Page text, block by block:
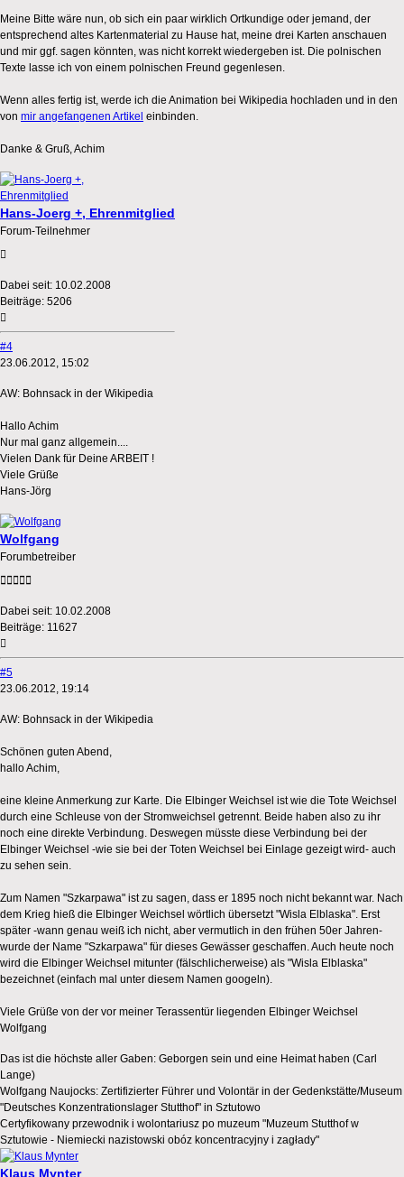
Meine Bitte wäre nun, ob sich ein paar wirklich Ortkundige oder jemand, der
entsprechend altes Kartenmaterial zu Hause hat, meine drei Karten anschauen
und mir ggf. sagen könnten, was nicht korrekt wiedergeben ist. Die polnischen
Texte lasse ich von einem polnischen Freund gegenlesen.
Wenn alles fertig ist, werde ich die Animation bei Wikipedia hochladen und in den
von mir angefangenen Artikel einbinden.
Danke & Gruß, Achim
Hans-Joerg +, Ehrenmitglied
Forum-Teilnehmer
Dabei seit: 10.02.2008
Beiträge: 5206
#4
23.06.2012, 15:02
AW: Bohnsack in der Wikipedia
Hallo Achim
Nur mal ganz allgemein....
Vielen Dank für Deine ARBEIT !
Viele Grüße
Hans-Jörg
Wolfgang
Forumbetreiber
Dabei seit: 10.02.2008
Beiträge: 11627
#5
23.06.2012, 19:14
AW: Bohnsack in der Wikipedia
Schönen guten Abend,
hallo Achim,
eine kleine Anmerkung zur Karte. Die Elbinger Weichsel ist wie die Tote Weichsel
durch eine Schleuse von der Stromweichsel getrennt. Beide haben also zu ihr
noch eine direkte Verbindung. Deswegen müsste diese Verbindung bei der
Elbinger Weichsel -wie sie bei der Toten Weichsel bei Einlage gezeigt wird- auch
zu sehen sein.
Zum Namen "Szkarpawa" ist zu sagen, dass er 1895 noch nicht bekannt war. Nach
dem Krieg hieß die Elbinger Weichsel wörtlich übersetzt "Wisla Elblaska". Erst
später -wann genau weiß ich nicht, aber vermutlich in den frühen 50er Jahren-
wurde der Name "Szkarpawa" für dieses Gewässer geschaffen. Auch heute noch
wird die Elbinger Weichsel mitunter (fälschlicherweise) als "Wisla Elblaska"
bezeichnet (einfach mal unter diesem Namen googeln).
Viele Grüße von der vor meiner Terassentür liegenden Elbinger Weichsel
Wolfgang
Das ist die höchste aller Gaben: Geborgen sein und eine Heimat haben (Carl
Lange)
Wolfgang Naujocks: Zertifizierter Führer und Volontär in der Gedenkstätte/Museum
"Deutsches Konzentrationslager Stutthof" in Sztutowo
Certyfikowany przewodnik i wolontariusz po muzeum "Muzeum Stutthof w
Sztutowie - Niemiecki nazistowski obóz koncentracyjny i zagłady"
Klaus Mynter